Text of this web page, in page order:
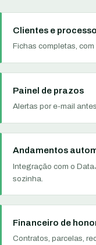
Clientes e
Fichas completas,
Painel de prazos
Alertas por e-mail
Andamentos
Integração com o
sozinha.
Financeiro de
Contratos, parcelas,